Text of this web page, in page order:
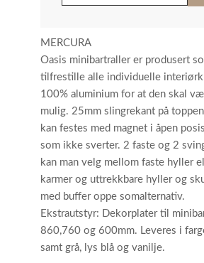
MERCURA
Oasis minibartraller er produsert
tilfrestille alle individuelle
100% aluminium for at den skal
mulig. 25mm slingrekant på
kan festes med magnet i åpen
som ikke sverter. 2 faste og 2
kan man velg mellom faste hyller
karmer og uttrekkbare hyller og
med buffer oppe somalternativ.
Ekstrautstyr: Dekorplater til
860,760 og 600mm. Leveres i
samt grå, lys blå og vanilje.